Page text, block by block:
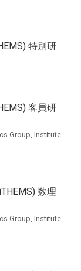
特別研
客員研
Group, Institute
数理
Group, Institute